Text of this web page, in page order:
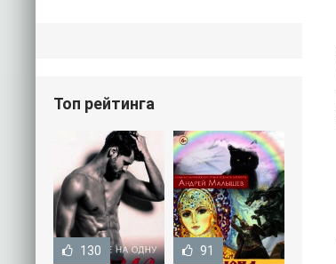
Топ рейтинга
130 91